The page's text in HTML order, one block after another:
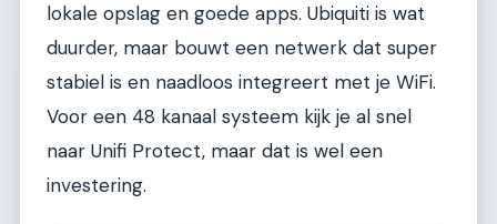
lokale opslag en goede apps. Ubiquiti is wat
duurder, maar bouwt een netwerk dat super
stabiel is en naadloos integreert met je WiFi.
Voor een 48 kanaal systeem kijk je al snel
naar Unifi Protect, maar dat is wel een
investering.